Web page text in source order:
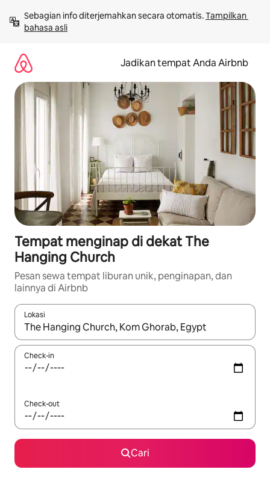
langsung
lihat
Sebagian info diterjemahkan secara otomatis. Tampilkan
bahasa asli
Jadikan tempat Anda Airbnb
Tempat menginap di dekat The
Hanging Church
Pesan sewa tempat liburan unik, penginapan, dan
lainnya di Airbnb
Lokasi
Jika hasil yang dicari tersedia, telusuri dengan tombol panah
Check-in
Check-out
Cari